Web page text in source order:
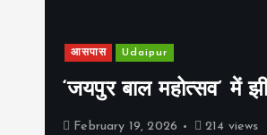
आसपास Udaipur
‘जयपुर बाल महोत्सव’ में
February 19, 2026 214 views